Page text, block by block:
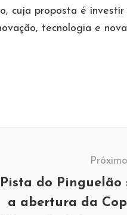
cuja proposta é
tecnologia e
Pista do Pinguelão
a abertura da